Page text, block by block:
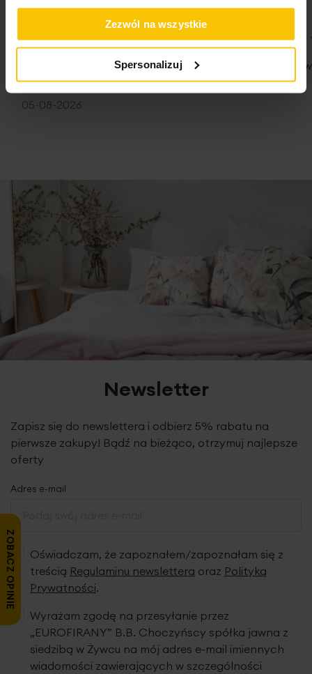
Zezwól na wszystkie
Spersonalizuj
zakładka: 20 cm
materiał: 80% bawełna, 20% poliester
100%
Jestem zadowolona z poziomu usług i
dostawy
05-08-2026
100%
Jestem na
05-08-2026
Newsletter
Zapisz się do newslettera i odbierz 5% rabatu na
pierwsze zakupy! Bądź na bieżąco, otrzymuj najlepsze
oferty
Adres e-mail
Oświadczam, że zapoznałem/zapoznałam się z
treścią Regulaminu newslettera oraz Polityką
Prywatności.
Wyrażam zgodę na przesyłanie przez
„EUROFIRANY” B.B. Choczyńscy spółka jawna z
siedzibą w Żywcu na mój adres e-mail imiennych
wiadomości zawierających w szczególności
ZOBACZ OPINIE